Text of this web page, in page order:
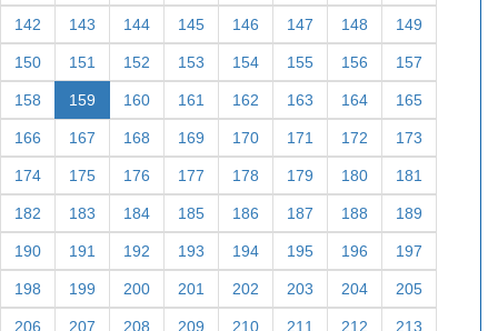
142 143 144 145 146 147 148 149
150 151 152 153 154 155 156 157
158 159 160 161 162 163 164 165
166 167 168 169 170 171 172 173
174 175 176 177 178 179 180 181
182 183 184 185 186 187 188 189
190 191 192 193 194 195 196 197
198 199 200 201 202 203 204 205
206 207 208 209 210 211 212 213